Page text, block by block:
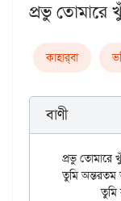
প্রভু তোমারে
কাহার্‌বা
বাণী
প্রভু তোমারে
তুমি অন্তরতম
	তুমি কাছে থাকি খেল লুকোচুরি